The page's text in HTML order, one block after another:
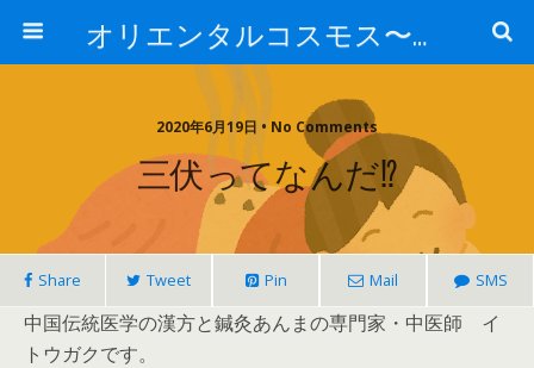
オリエンタルコスモス〜あなたの知らない中医の世界〜
2020年6月19日 • No Comments
三伏ってなんだ⁉︎
Share Tweet Pin Mail SMS
中国伝統医学の漢方と鍼灸あんまの専門家・中医師 イ
トウガクです。